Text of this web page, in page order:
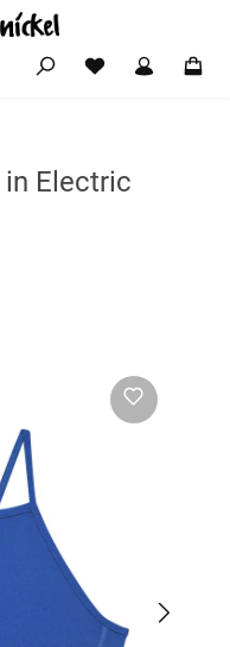
in Electric